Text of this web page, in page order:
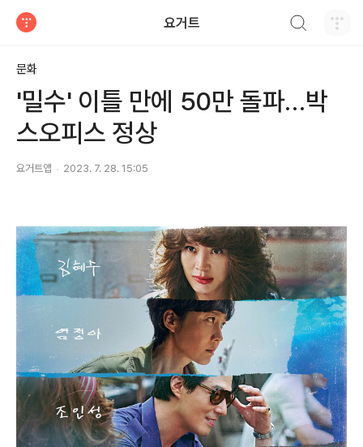
요거트
문화
'밀수' 이틀 만에 50만 돌파…박
스오피스 정상
요거트앱 2023. 7. 28. 15:05